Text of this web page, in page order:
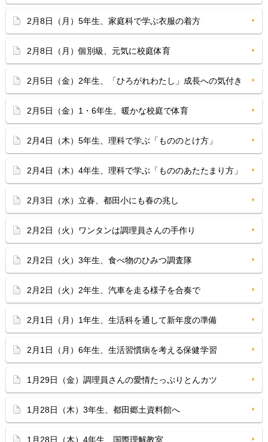
2月8日（月）5年生、家庭科で学ぶ衣服の着方
2月8日（月）個別級、元気に校庭体育
2月5日（金）2年生、「ひろがれわたし」成長への気付き
2月5日（金）1・6年生、暖かな校庭で体育
2月4日（木）5年生、理科で学ぶ「もののとけ方」
2月4日（木）4年生、理科で学ぶ「もののあたたまり方」
2月3日（水）立春、都田小にも春の兆し
2月2日（火）ワンタンは調理員さんの手作り
2月2日（火）3年生、食べ物のひみつ調査隊
2月2日（火）2年生、汽車を走る様子を合奏で
2月1日（月）1年生、生活科を通して新年度の準備
2月1日（月）6年生、生活習慣病を考える保健学習
1月29日（金）調理員さんの愛情たっぷりとんカツ
1月28日（木）3年生、都田郷土資料館へ
1月28日（木）4年生、国際理解教室